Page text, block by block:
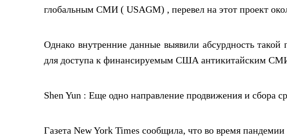
глобальным СМИ ( USAGM) , перевел на этот проект
Однако внутренние данные выявили абсурдность
для доступа к финансируемым США антикитайским
Shen Yun : Еще одно направление продвижения и сбора
Газета New York Times сообщила, что во время